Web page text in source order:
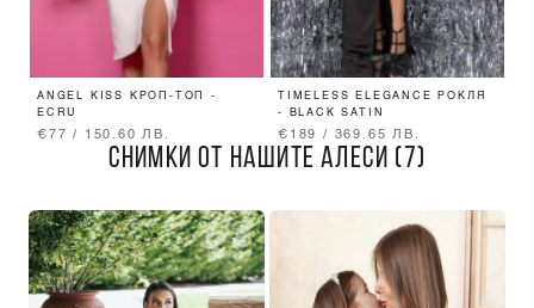
ANGEL KISS КРОП-ТОП -
ECRU
€77 / 150.60 ЛВ.
TIMELESS ELEGANCE РОКЛЯ
- BLACK SATIN
€189 / 369.65 ЛВ.
СНИМКИ ОТ НАШИТЕ АЛЕСИ (7)